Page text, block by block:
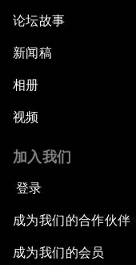
论坛故事
新闻稿
相册
视频
加入我们
登录
成为我们的合作伙伴
成为我们的会员